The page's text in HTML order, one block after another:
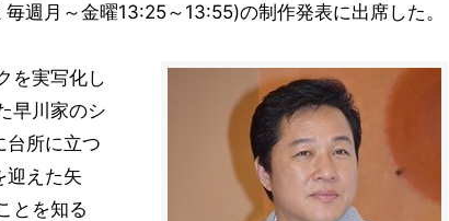
週月～金曜13:25～13:55)の制作発表に出席した。
を実写化し
早川家のシ
台所に立つ
迎えた矢
とを知る